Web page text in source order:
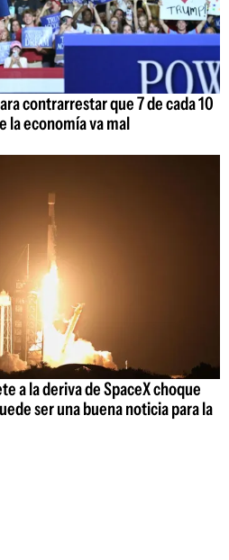
contrarrestar que 7 de cada 10
la economía va mal
a la deriva de SpaceX choque
ser una buena noticia para la